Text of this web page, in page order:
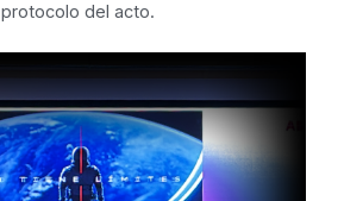
protocolo del acto.